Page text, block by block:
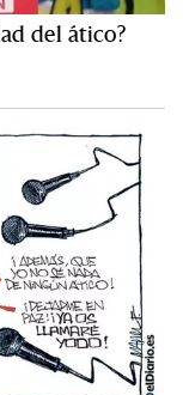
del ático?